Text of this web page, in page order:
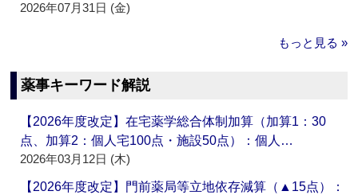
2026年07月31日 (金)
もっと見る »
薬事キーワード解説
【2026年度改定】在宅薬学総合体制加算（加算1：30
点、加算2：個人宅100点・施設50点）：個人…
2026年03月12日 (木)
【2026年度改定】門前薬局等立地依存減算（▲15点）：